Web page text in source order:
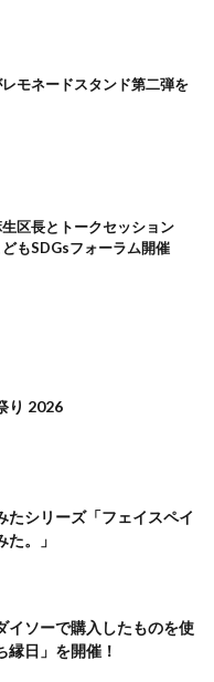
モネードスタンド第二弾を
区長とトークセッション
もSDGsフォーラム開催
り 2026
シリーズ「フェイスペイ
た。」
イソーで購入したものを使
縁日」を開催！